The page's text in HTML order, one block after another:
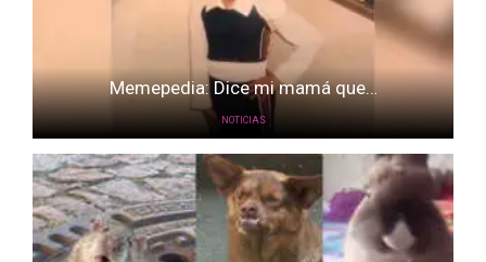
Memepedia: Dice mi mamá que…
NOTICIAS